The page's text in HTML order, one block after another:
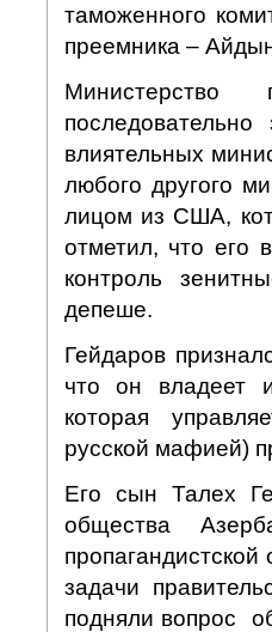
таможенного
преемника –
влиятельных
любого другого
лицом из США,
отметил, что его
контроль
депеше.
Гейдаров
что он владеет
которая
русской мафией)
Его сын Талех
общества
задачи
подняли вопрос